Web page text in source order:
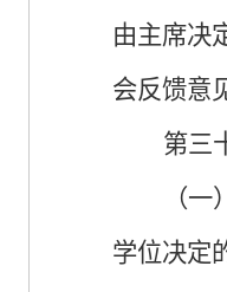
由主席决
会反馈意
第三
（一
学位决定